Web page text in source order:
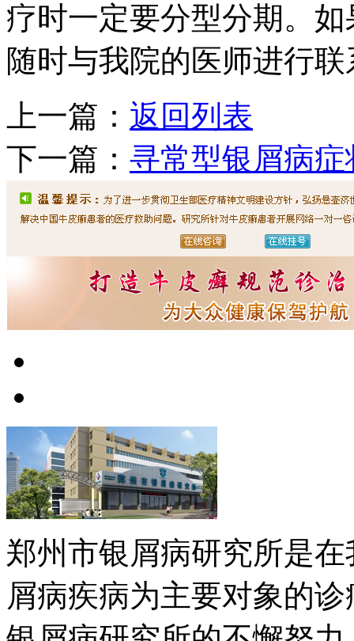
疗时一定要分型分期。
随时与我院的医师进行
上一篇： 返回列表
下一篇： 寻常型银屑病症
郑州市银屑病研究所是
屑病疾病为主要对象的